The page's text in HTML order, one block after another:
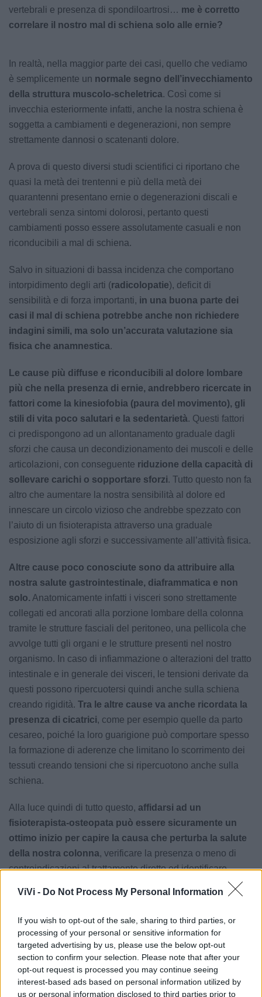
ViVi - Do Not Process My Personal Information
If you wish to opt-out of the sale, sharing to third parties, or
processing of your personal or sensitive information for
targeted advertising by us, please use the below opt-out
section to confirm your selection. Please note that after your
opt-out request is processed you may continue seeing
interest-based ads based on personal information utilized by
us or personal information disclosed to third parties prior to
vertebrali e presenza di spondiloartrosi… me è corretto
correlare il nostro mal di schiena solo alle ernie?
In realtà, nella maggior parte dei casi, quello che vediamo
è semplicemente un normale segno dell’invecchiamento
della struttura muscolo-scheletrica. Così come si
invecchia esteriormente infatti, anche la nostra schiena è
soggetta a cambiamenti e degenerazioni, non sempre
strettamente dannosi o scatenanti dolore.
A prova di questo diversi studi scientifici ci riportano che
quasi la metà dei trentenni e più della metà dei
quarantenni presentano ernie o degenerazioni discali e
vertebrali senza sintomi dolorosi, pertanto questi
cambiamenti posso essere assolutamente casuali e non
riconducibili a mal di schiena.
Salvo in situazioni di bassa incidenza che comportano
intorpidimento degli arti (radicolopatie), deficit di
sensibilità e di forza importanti, in una buona parte dei
casi il mal di schiena potrebbe anche non richiedere
indagini simili, ma solo un’accurata valutazione sia
fisica che anamnestica.
Le cause più diffuse e riconducibili al dolore lombare
più che nella presenza di ernie, andrebbero ricercate in
fattori come la kinesiofobia (paura del movimento), gli
stili di vita poco salutari e la sedentarietà. Questi fattori
ci predispongono ad un allontanamento graduale dagli
sforzi che causa un decondizionamento dei muscoli e delle
articolazioni, con conseguente riduzione della capacità di
sollevare carichi o sopportare sforzi. Tutto questo non fa
altro che aumentare la nostra sensibilità al dolore ed
innescare un circolo vizioso che andrebbe spezzato con
l’aiuto di un fisioterapista attraverso una graduale
esposizione agli sforzi e successivamente all’attività fisica.
Altre cause poco conosciute sono da attribuire alla
nostra salute gastrointestinale, diaframmatica e non
solo. Anatomicamente infatti i visceri sono strettamente
collegati ed ancorati alla porzione lombare della colonna
tramite le strutture fasciali del peritoneo, una pellicola che
avvolge tutti gli organi e le strutture presenti nel nostro
organismo. In caso di infiammazione o alterazioni del tratto
intestinale e in generale dei visceri, le tensioni derivate da
questi possono ripercuotersi quindi anche sulla schiena
creando rigidità. Tra le altre cause va anche ricordata la
presenza di cicatrici, come per esempio quelle da parto
cesareo, poiché la loro guarigione può comportare spesso
la formazione di aderenze che limitano lo scorrimento dei
tessuti creando tensioni che si ripercuotono anche sulla
schiena.
Alla luce quindi di tutto questo, affidarsi ad un
fisioterapista-osteopata può essere sicuramente un
ottimo inizio per capire la causa che perturba la salute
della nostra colonna, verificare la presenza o meno di
controindicazioni al trattamento diretto ed identificare
insieme le giuste strategie di trattamento per curare nel
miglior modo possibile e in modo soddisfacente la nostra
Alessia Notaristefano
Le notizie del giorno sul tuo smartphone
Ricevi gratuitamente ogni giorno le notizie della tua